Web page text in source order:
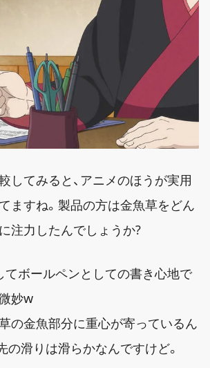
してみると、アニメのほうが実用
ますね。製品の方は金魚草をどん
注力したんでしょうか?
てボールペンとしての書き心地で
妙w
の金魚部分に重心が寄っているん
の滑りは滑らかなんですけど。